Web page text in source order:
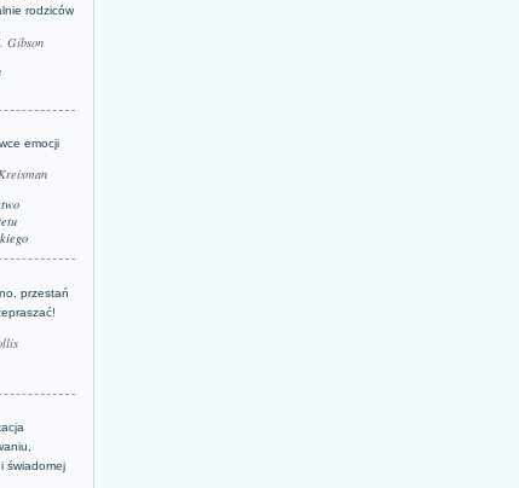
rodziców
Gibson
emocji
przestań
świadomej